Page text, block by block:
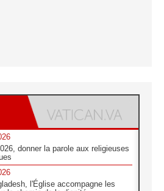
donner la parole aux religieuses
l'Église accompagne les